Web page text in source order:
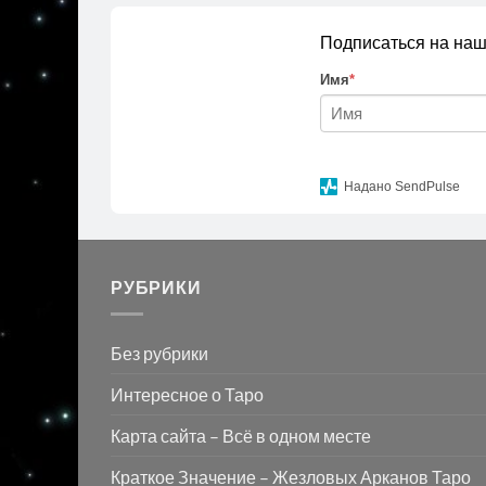
Подписаться на
Имя*
Надано SendPulse
РУБРИКИ
Без рубрики
Интересное о Таро
Карта сайта – Всё в одном месте
Краткое Значение – Жезловых Арканов Таро